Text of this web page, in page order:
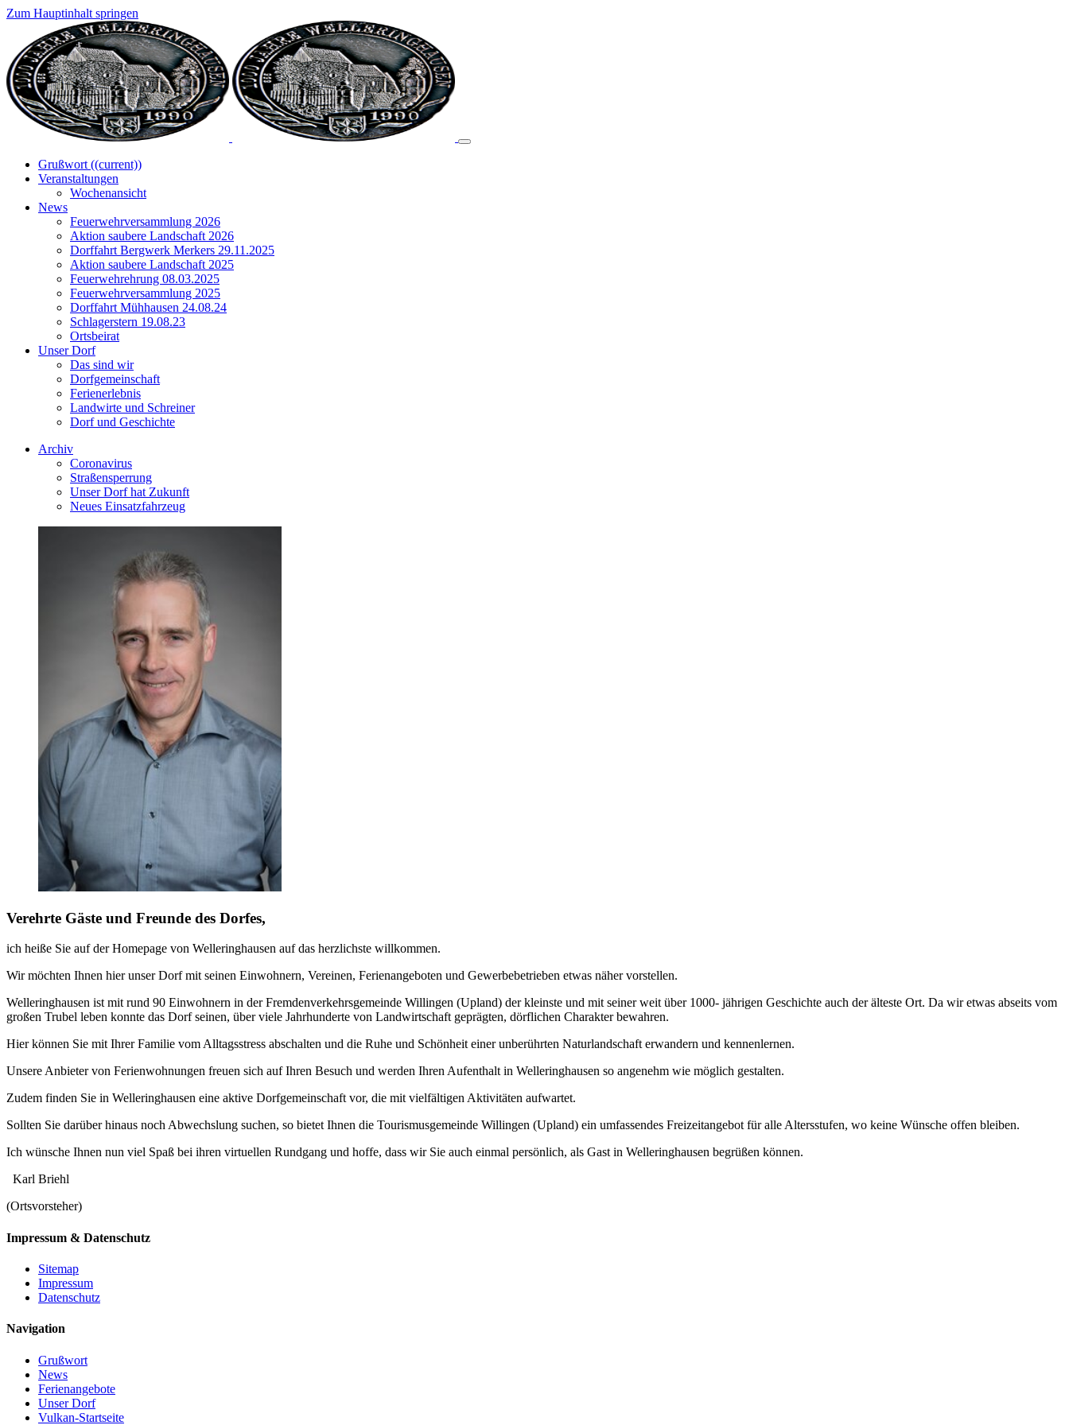
Zum Hauptinhalt springen
Grußwort ((current))
Veranstaltungen
Wochenansicht
News
Feuerwehrversammlung 2026
Aktion saubere Landschaft 2026
Dorffahrt Bergwerk Merkers 29.11.2025
Aktion saubere Landschaft 2025
Feuerwehrehrung 08.03.2025
Feuerwehrversammlung 2025
Dorffahrt Mühhausen 24.08.24
Schlagerstern 19.08.23
Ortsbeirat
Unser Dorf
Das sind wir
Dorfgemeinschaft
Ferienerlebnis
Landwirte und Schreiner
Dorf und Geschichte
Archiv
Coronavirus
Straßensperrung
Unser Dorf hat Zukunft
Neues Einsatzfahrzeug
Verehrte Gäste und Freunde des Dorfes,
ich heiße Sie auf der Homepage von Welleringhausen auf das herzlichste willkommen.
Wir möchten Ihnen hier unser Dorf mit seinen Einwohnern, Vereinen, Ferienangeboten und Gewerbebetrieben etwas näher vorstellen.
Welleringhausen ist mit rund 90 Einwohnern in der Fremdenverkehrsgemeinde Willingen (Upland) der kleinste und mit seiner weit über 1000- jährigen Geschichte auch der älteste Ort. Da wir etwas abseits vom
großen Trubel leben konnte das Dorf seinen, über viele Jahrhunderte von Landwirtschaft geprägten, dörflichen Charakter bewahren.
Hier können Sie mit Ihrer Familie vom Alltagsstress abschalten und die Ruhe und Schönheit einer unberührten Naturlandschaft erwandern und kennenlernen.
Unsere Anbieter von Ferienwohnungen freuen sich auf Ihren Besuch und werden Ihren Aufenthalt in Welleringhausen so angenehm wie möglich gestalten.
Zudem finden Sie in Welleringhausen eine aktive Dorfgemeinschaft vor, die mit vielfältigen Aktivitäten aufwartet.
Sollten Sie darüber hinaus noch Abwechslung suchen, so bietet Ihnen die Tourismusgemeinde Willingen (Upland) ein umfassendes Freizeitangebot für alle Altersstufen, wo keine Wünsche offen bleiben.
Ich wünsche Ihnen nun viel Spaß bei ihren virtuellen Rundgang und hoffe, dass wir Sie auch einmal persönlich, als Gast in Welleringhausen begrüßen können.
Karl Briehl
(Ortsvorsteher)
Impressum & Datenschutz
Sitemap
Impressum
Datenschutz
Navigation
Grußwort
News
Ferienangebote
Unser Dorf
Vulkan-Startseite